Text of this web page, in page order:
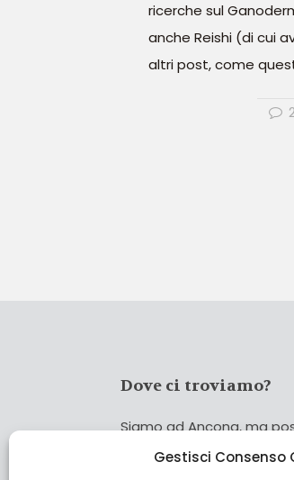
Gestisci Consenso
ricerche sul
anche Reishi (di cui
altri post, come
Dove ci troviamo?
Siamo ad Ancona, ma
coprire tutta Italia!